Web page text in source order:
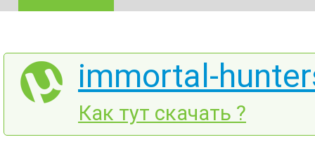
immortal-
Как тут скачать ?